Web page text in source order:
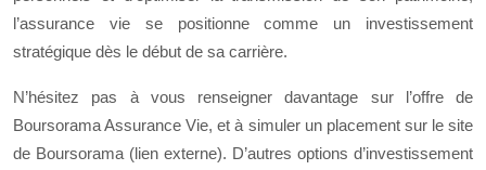
l’assurance vie se positionne comme un investissement
stratégique dès le début de sa carrière.
N’hésitez pas à vous renseigner davantage sur l’offre de
Boursorama Assurance Vie, et à simuler un placement sur le site
de Boursorama (lien externe). D’autres options d’investissement